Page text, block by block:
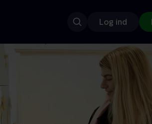
Log ind